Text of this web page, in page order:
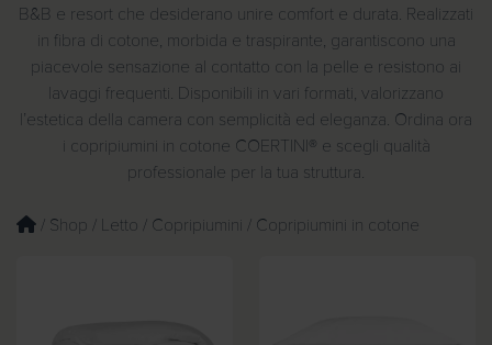
t
c
B&B e resort che desiderano unire comfort e durata. Realizzati
in fibra di cotone, morbida e traspirante, garantiscono una
piacevole sensazione al contatto con la pelle e resistono ai
lavaggi frequenti. Disponibili in vari formati, valorizzano
l’estetica della camera con semplicità ed eleganza. Ordina ora
i copripiumini in cotone COERTINI® e scegli qualità
professionale per la tua struttura.
/ Shop / Letto / Copripiumini / Copripiumini in cotone